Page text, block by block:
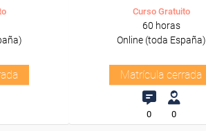
Curso Gratuito
60 horas
Online (toda España)
Matrícula cerrada
0 0